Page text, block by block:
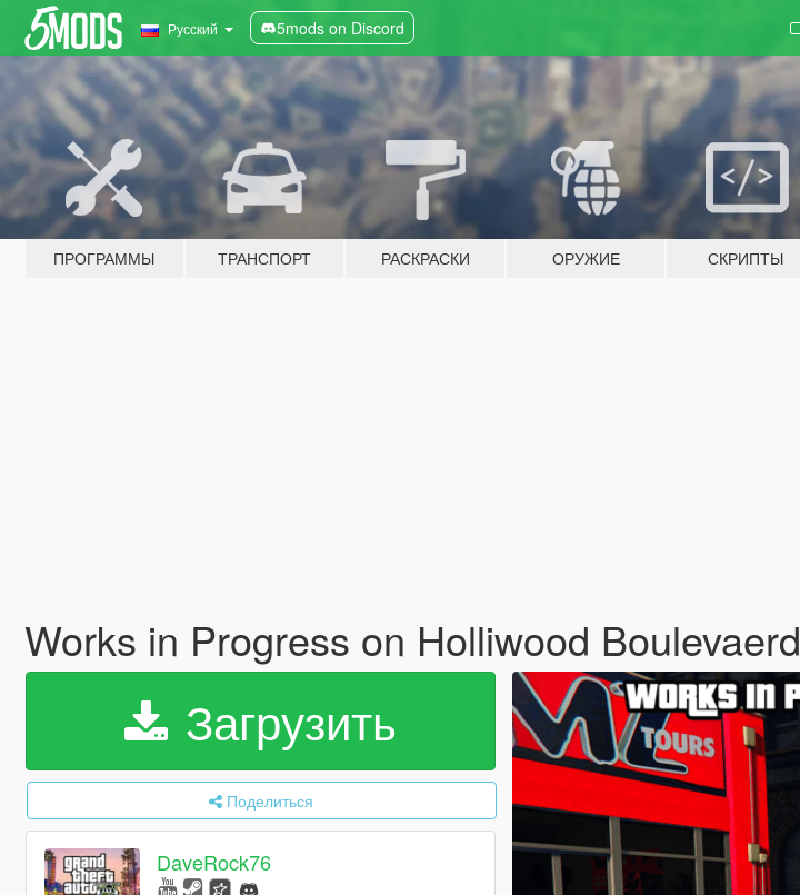
Русский 5mods on Discord
ПРОГРАММЫ ТРАНСПОРТ РАСКРАСКИ ОРУЖИЕ СКРИПТЫ
Works in Progress on Holliwood Boulevaerd
Загрузить
Поделиться
DaveRock76